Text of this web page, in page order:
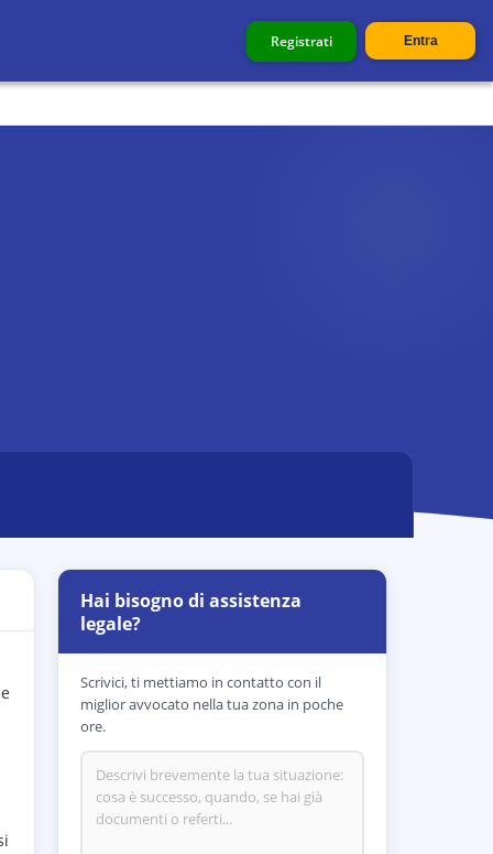
Registrati Entra
Hai bisogno di assistenza
legale?
Scrivici, ti mettiamo in contatto con il
miglior avvocato nella tua zona in poche
ore.